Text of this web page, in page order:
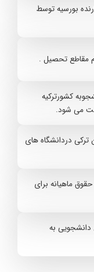
بورسیه توسط
مقاطع تحصیل .
کشورترکیه
می شود.
ترکی دردانشگاه های
ماهیانه برای
دانشجویی به